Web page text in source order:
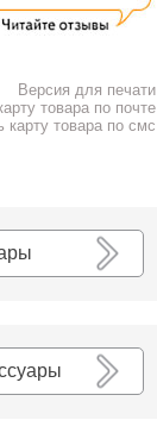
Версия для печати
товара по почте
карту товара по смс